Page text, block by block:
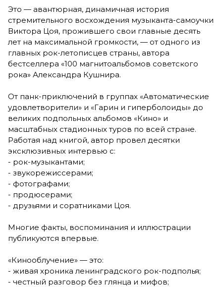
Это — авантюрная, динамичная история
стремительного восхождения музыканта-самоучки
Виктора Цоя, прожившего свои главные десять
лет на максимальной громкости, — от одного из
главных рок-летописцев страны, автора
бестселлера «100 магнитоальбомов советского
рока» Александра Кушнира.
От панк-приключений в группах «Автоматические
удовлетворители» и «Гарин и гиперболоиды» до
великих подпольных альбомов «Кино» и
масштабных стадионных туров по всей стране.
Работая над книгой, автор провел десятки
эксклюзивных интервью с:
- рок-музыкантами;
- звукорежиссерами;
- фотографами;
- продюсерами;
- друзьями и соратниками Цоя.
Многие факты, воспоминания и иллюстрации
публикуются впервые.
«Кинооблучение» — это:
- живая хроника ленинградского рок-подполья;
- честный разговор без глянца и мифов;